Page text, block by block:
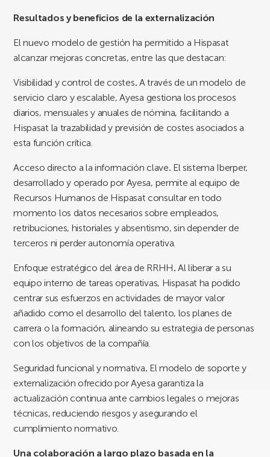
Resultados y beneficios de la externalización
El nuevo modelo de gestión ha permitido a Hispasat
alcanzar mejoras concretas, entre las que destacan:
Visibilidad y control de costes. A través de un modelo de
servicio claro y escalable, Ayesa gestiona los procesos
diarios, mensuales y anuales de nómina, facilitando a
Hispasat la trazabilidad y previsión de costes asociados a
esta función crítica.
Acceso directo a la información clave. El sistema Iberper,
desarrollado y operado por Ayesa, permite al equipo de
Recursos Humanos de Hispasat consultar en todo
momento los datos necesarios sobre empleados,
retribuciones, historiales y absentismo, sin depender de
terceros ni perder autonomía operativa.
Enfoque estratégico del área de RRHH.Al liberar a su
equipo interno de tareas operativas, Hispasat ha podido
centrar sus esfuerzos en actividades de mayor valor
añadido como el desarrollo del talento, los planes de
carrera o la formación, alineando su estrategia de personas
con los objetivos de la compañía.
Seguridad funcional y normativa. El modelo de soporte y
externalización ofrecido por Ayesa garantiza la
actualización continua ante cambios legales o mejoras
técnicas, reduciendo riesgos y asegurando el
cumplimiento normativo.
Una colaboración a largo plazo basada en la